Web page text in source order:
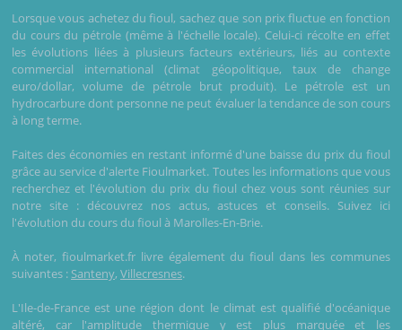
Lorsque vous achetez du fioul, sachez que son prix fluctue en fonction
du cours du pétrole (même à l'échelle locale). Celui-ci récolte en effet
les évolutions liées à plusieurs facteurs extérieurs, liés au contexte
commercial international (climat géopolitique, taux de change
euro/dollar, volume de pétrole brut produit). Le pétrole est un
hydrocarbure dont personne ne peut évaluer la tendance de son cours
à long terme.
Faites des économies en restant informé d'une baisse du prix du fioul
grâce au service d'alerte Fioulmarket. Toutes les informations que vous
recherchez et l'évolution du prix du fioul chez vous sont réunies sur
notre site : découvrez nos actus, astuces et conseils. Suivez ici
l'évolution du cours du fioul à Marolles-En-Brie.
À noter, fioulmarket.fr livre également du fioul dans les communes
suivantes : Santeny, Villecresnes.
L'Ile-de-France est une région dont le climat est qualifié d'océanique
altéré, car l'amplitude thermique y est plus marquée et les